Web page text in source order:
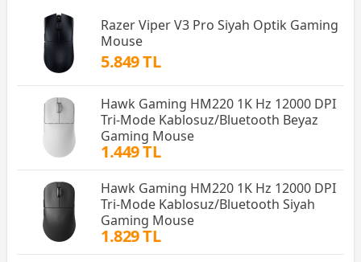
Razer Viper V3 Pro Siyah Optik Gaming
Mouse
5.849 TL
Hawk Gaming HM220 1K Hz 12000 DPI
Tri-Mode Kablosuz/Bluetooth Beyaz
Gaming Mouse
1.449 TL
Hawk Gaming HM220 1K Hz 12000 DPI
Tri-Mode Kablosuz/Bluetooth Siyah
Gaming Mouse
1.829 TL